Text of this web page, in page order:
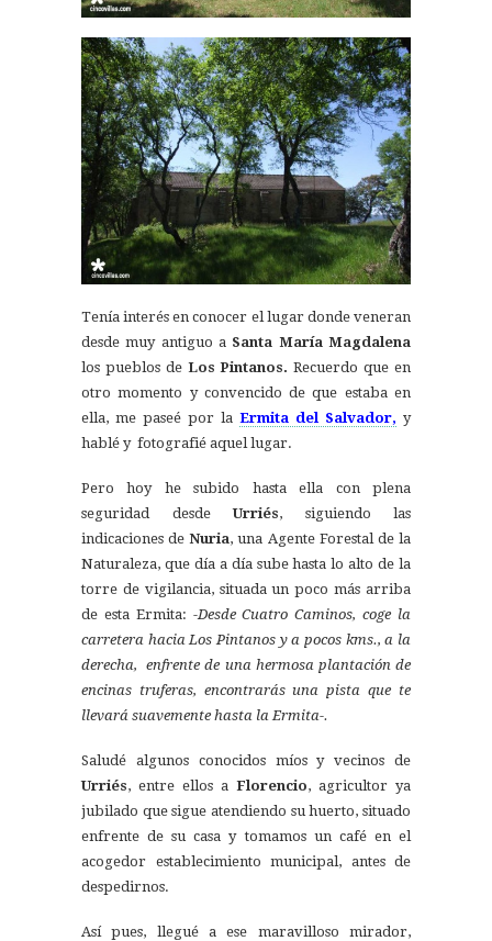
Tenía interés en conocer el lugar donde veneran
desde muy antiguo a Santa María Magdalena
los pueblos de Los Pintanos. Recuerdo que en
otro momento y convencido de que estaba en
ella, me paseé por la Ermita del Salvador, y
hablé y fotografié aquel lugar.
Pero hoy he subido hasta ella con plena
seguridad desdeUrriés, siguiendo las
indicaciones deNuria, una Agente Forestal de la
Naturaleza, que día a día sube hasta lo alto de la
torre de vigilancia, situada un poco más arriba
de esta Ermita: -Desde Cuatro Caminos, coge la
carretera hacia Los Pintanos y a pocos kms., a la
derecha, enfrente de una hermosa plantación de
encinas truferas, encontrarás una pista que te
llevará suavemente hasta la Ermita-.
Saludé algunos conocidos míos y vecinos de
Urriés, entre ellos a Florencio, agricultor ya
jubilado que sigue atendiendo su huerto, situado
enfrente de su casa y tomamos un café en el
acogedor establecimiento municipal, antes de
despedirnos.
Así pues, llegué a ese maravilloso mirador,